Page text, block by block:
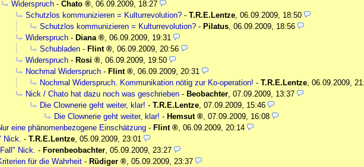
Widerspruch - Chato , 06.09.2009, 18:27
Schutzlos kommunizieren = Kulturrevolution? - T.R.E.Lentze, 06.09.2009, 18:50
Schutzlos kommunizieren = Kulturrevolution? - Pilatus, 06.09.2009, 18:56
Widerspruch - Diana , 06.09.2009, 19:31
Schubladen - Flint , 06.09.2009, 20:56
Widerspruch - Rosi , 06.09.2009, 19:50
Nochmal Widerspruch - Flint , 06.09.2009, 20:31
Nochmal Widerspruch. Kommunikation nötig zur Ko-operation! - T.R.E.Lentze, 06.09.2009,
Nick / Chato hat dazu noch was geschrieben - Beobachter, 07.09.2009, 13:37
Die Clownerie geht weiter, klar! - T.R.E.Lentze, 07.09.2009, 15:46
Die Clownerie geht weiter, klar! - Hemsut , 07.09.2009, 16:08
eine phänomenbezogene Einschätzung - Flint , 06.09.2009, 20:14
Nick. - T.R.E.Lentze, 05.09.2009, 23:01
Nick. - Forenbeobachter, 05.09.2009, 23:27
für die Wahrheit - Rüdiger , 05.09.2009, 23:37